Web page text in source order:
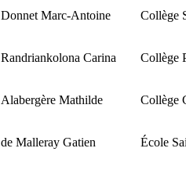
Donnet Marc-Antoine Collège
Randriankolona Carina Collège
Alabergère Mathilde Collège
de Malleray Gatien École